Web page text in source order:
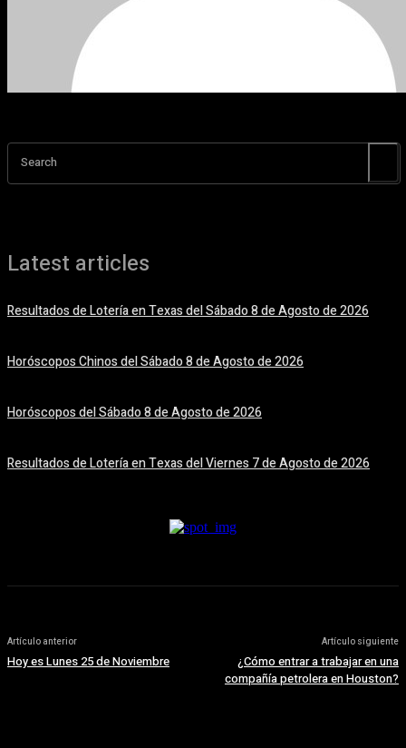
Search
Latest articles
Resultados de Lotería en Texas del Sábado 8 de Agosto de 2026
Horóscopos Chinos del Sábado 8 de Agosto de 2026
Horóscopos del Sábado 8 de Agosto de 2026
Resultados de Lotería en Texas del Viernes 7 de Agosto de 2026
Artículo anterior
Hoy es Lunes 25 de Noviembre
Artículo siguiente
¿Cómo entrar a trabajar en una
compañía petrolera en Houston?